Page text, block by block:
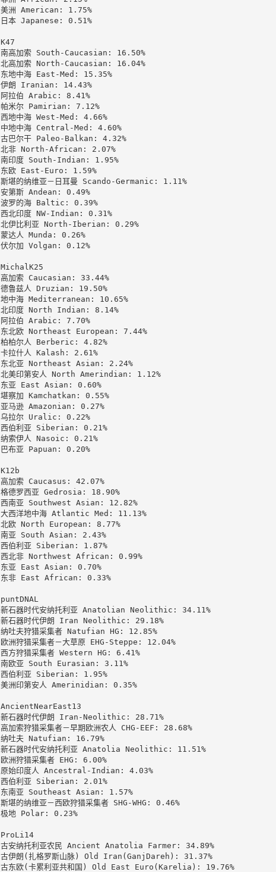
美洲 American: 1.75%
日本 Japanese: 0.51%
K47
南高加索 South-Caucasian: 16.50%
北高加索 North-Caucasian: 16.04%
东地中海 East-Med: 15.35%
伊朗 Iranian: 14.43%
阿拉伯 Arabic: 8.41%
帕米尔 Pamirian: 7.12%
西地中海 West-Med: 4.66%
中地中海 Central-Med: 4.60%
古巴尔干 Paleo-Balkan: 4.32%
北非 North-African: 2.07%
南印度 South-Indian: 1.95%
东欧 East-Euro: 1.59%
斯堪的纳维亚－日耳曼 Scando-Germanic: 1.11%
安第斯 Andean: 0.49%
波罗的海 Baltic: 0.39%
西北印度 NW-Indian: 0.31%
北伊比利亚 North-Iberian: 0.29%
蒙达人 Munda: 0.26%
伏尔加 Volgan: 0.12%
MichalK25
高加索 Caucasian: 33.44%
德鲁兹人 Druzian: 19.50%
地中海 Mediterranean: 10.65%
北印度 North Indian: 8.14%
阿拉伯 Arabic: 7.70%
东北欧 Northeast European: 7.44%
柏柏尔人 Berberic: 4.82%
卡拉什人 Kalash: 2.61%
东北亚 Northeast Asian: 2.24%
北美印第安人 North Amerindian: 1.12%
东亚 East Asian: 0.60%
堪察加 Kamchatkan: 0.55%
亚马逊 Amazonian: 0.27%
乌拉尔 Uralic: 0.22%
西伯利亚 Siberian: 0.21%
纳索伊人 Nasoic: 0.21%
巴布亚 Papuan: 0.20%
K12b
高加索 Caucasus: 42.07%
格德罗西亚 Gedrosia: 18.90%
西南亚 Southwest Asian: 12.82%
大西洋地中海 Atlantic Med: 11.13%
北欧 North European: 8.77%
南亚 South Asian: 2.43%
西伯利亚 Siberian: 1.87%
西北非 Northwest African: 0.99%
东亚 East Asian: 0.70%
东非 East African: 0.33%
puntDNAL
新石器时代安纳托利亚 Anatolian Neolithic: 34.11%
新石器时代伊朗 Iran Neolithic: 29.18%
纳吐夫狩猎采集者 Natufian HG: 12.85%
欧洲狩猎采集者－大草原 EHG-Steppe: 12.04%
西方狩猎采集者 Western HG: 6.41%
南欧亚 South Eurasian: 3.11%
西伯利亚 Siberian: 1.95%
美洲印第安人 Amerinidian: 0.35%
AncientNearEast13
新石器时代伊朗 Iran-Neolithic: 28.71%
高加索狩猎采集者－早期欧洲农人 CHG-EEF: 28.68%
纳吐夫 Natufian: 16.79%
新石器时代安纳托利亚 Anatolia Neolithic: 11.51%
欧洲狩猎采集者 EHG: 6.00%
原始印度人 Ancestral-Indian: 4.03%
西伯利亚 Siberian: 2.01%
东南亚 Southeast Asian: 1.57%
斯堪的纳维亚－西欧狩猎采集者 SHG-WHG: 0.46%
极地 Polar: 0.23%
ProLi14
古安纳托利亚农民 Ancient Anatolia Farmer: 34.89%
古伊朗(扎格罗斯山脉) Old Iran(GanjDareh): 31.37%
古东欧(卡累利亚共和国) Old East Euro(Karelia): 19.76%